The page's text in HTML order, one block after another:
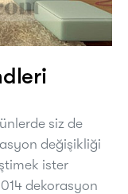
siz de
değişikliği
ister
dekorasyon